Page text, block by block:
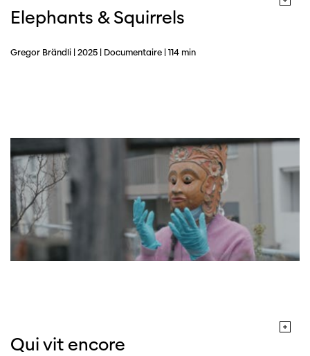
Elephants & Squirrels
Gregor Brändli | 2025 | Documentaire | 114 min
Qui vit encore